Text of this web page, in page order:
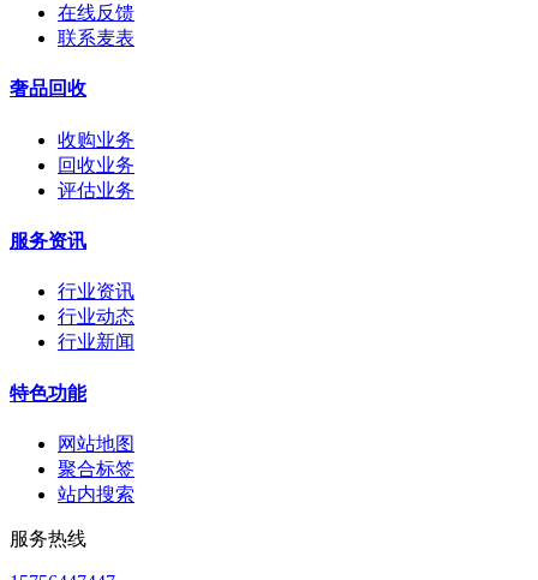
在线反馈
联系麦表
奢品回收
收购业务
回收业务
评估业务
服务资讯
行业资讯
行业动态
行业新闻
特色功能
网站地图
聚合标签
站内搜索
服务热线